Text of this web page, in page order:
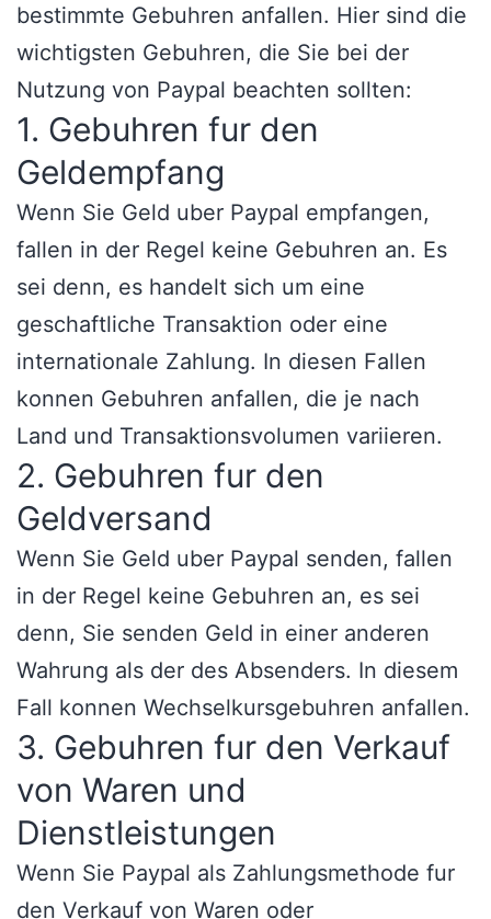
bestimmte Gebuhren anfallen. Hier sind die
wichtigsten Gebuhren, die Sie bei der
Nutzung von Paypal beachten sollten:
1. Gebuhren fur den
Geldempfang
Wenn Sie Geld uber Paypal empfangen,
fallen in der Regel keine Gebuhren an. Es
sei denn, es handelt sich um eine
geschaftliche Transaktion oder eine
internationale Zahlung. In diesen Fallen
konnen Gebuhren anfallen, die je nach
Land und Transaktionsvolumen variieren.
2. Gebuhren fur den
Geldversand
Wenn Sie Geld uber Paypal senden, fallen
in der Regel keine Gebuhren an, es sei
denn, Sie senden Geld in einer anderen
Wahrung als der des Absenders. In diesem
Fall konnen Wechselkursgebuhren anfallen.
3. Gebuhren fur den Verkauf
von Waren und
Dienstleistungen
Wenn Sie Paypal als Zahlungsmethode fur
den Verkauf von Waren oder